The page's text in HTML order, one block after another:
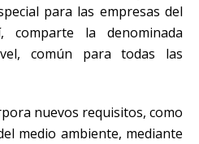
para las empresas del
la denominada
común para todas las
nuevos requisitos, como
medio ambiente, mediante